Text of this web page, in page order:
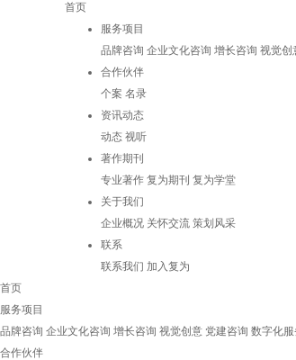
首页
服务项目
品牌咨询 企业文化咨询 增长咨询 视觉创
合作伙伴
个案 名录
资讯动态
动态 视听
著作期刊
专业著作 复为期刊 复为学堂
关于我们
企业概况 关怀交流 策划风采
联系
联系我们 加入复为
首页
服务项目
品牌咨询 企业文化咨询 增长咨询 视觉创意 党建咨询 数字化服
合作伙伴